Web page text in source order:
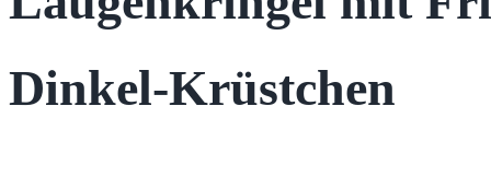
Dinkel-Krüstchen